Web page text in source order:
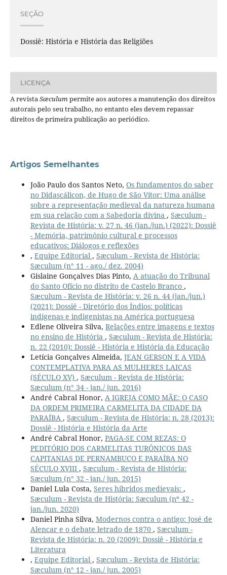
SEÇÃO
Dossiê: História e História das Religiões
LICENÇA
A revistaSæculumpermite aos autores a manutenção dos direitos
autorais pelo seu trabalho, no entanto eles devem repassar
direitos de primeira publicação ao periódico.
Artigos Semelhantes
João Paulo dos Santos Neto, Os fundamentos do saber
no Didascálicon, de Hugo de São Vítor: Uma análise
sobre a representação medieval da natureza humana
em sua relação com a Sabedoria divina , Sæculum -
Revista de História: v. 27 n. 46 (jan./jun.) (2022): Dossiê
- Memória, patrimônio cultural e processos
educativos: Diálogos e reflexões
, Equipe Editorial , Sæculum - Revista de História:
Sæculum (n° 11 - ago./ dez. 2004)
Gislaine Gonçalves Dias Pinto, A atuação do Tribunal
do Santo Ofício no distrito de Castelo Branco ,
Sæculum - Revista de História: v. 26 n. 44 (jan./jun.)
(2021): Dossiê - Diretório dos Índios: políticas
indígenas e indigenistas na América portuguesa
Edlene Oliveira Silva, Relações entre imagens e textos
no ensino de História , Sæculum - Revista de História:
n. 22 (2010): Dossiê - História e História da Educação
Letícia Gonçalves Almeida, JEAN GERSON E A VIDA
CONTEMPLATIVA PARA AS MULHERES LAICAS
(SÉCULO XV) , Sæculum - Revista de História:
Sæculum (n° 34 - jan./ jun. 2016)
André Cabral Honor, A IGREJA COMO MÃE: O CASO
DA ORDEM PRIMEIRA CARMELITA DA CIDADE DA
PARAÍBA , Sæculum - Revista de História: n. 28 (2013):
Dossiê - História e História da Arte
André Cabral Honor, PAGA-SE COM REZAS: O
PEDITÓRIO DOS CARMELITAS TURÔNICOS DAS
CAPITANIAS DE PERNAMBUCO E PARAÍBA NO
SÉCULO XVIII , Sæculum - Revista de História:
Sæculum (n° 32 - jan./ jun. 2015)
Daniel Lula Costa, Seres híbridos medievais: ,
Sæculum - Revista de História: Sæculum (nº 42 -
jan./jun. 2020)
Daniel Pinha Silva, Modernos contra o antigo: José de
Alencar e o debate letrado de 1870 , Sæculum -
Revista de História: n. 20 (2009): Dossiê - História e
Literatura
, Equipe Editorial , Sæculum - Revista de História:
Sæculum (n° 12 - jan./ jun. 2005)